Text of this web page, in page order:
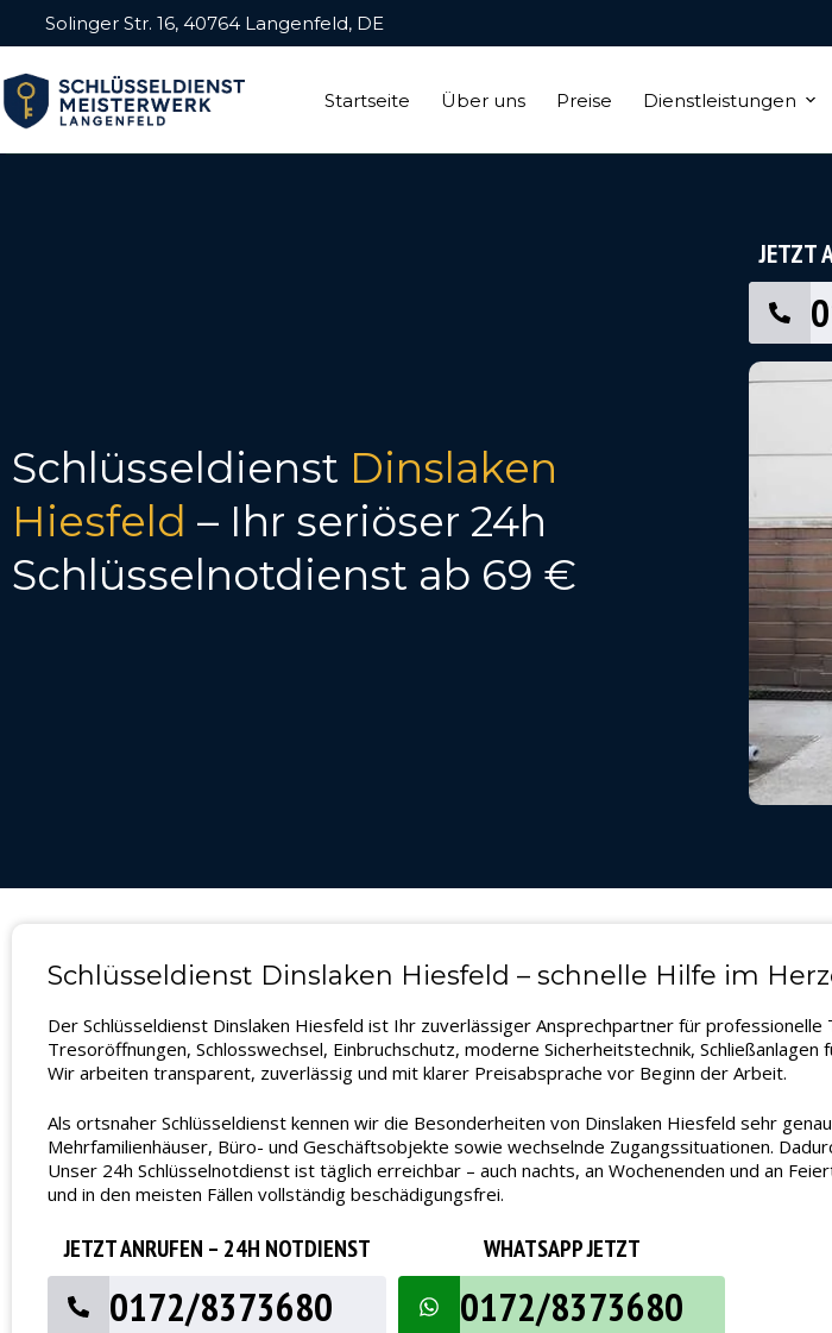
Solinger Str. 16, 40764 Langenfeld, DE
Startseite Über uns Preise Dienstleistungen
Schlüsseldienst Dinslaken
Hiesfeld – Ihr seriöser 24h
Schlüsselnotdienst ab 69 €
JETZT
Schlüsseldienst Dinslaken Hiesfeld – schnelle Hilfe im
Der Schlüsseldienst Dinslaken Hiesfeld ist Ihr zuverlässiger Ansprechpartner für
Tresoröffnungen, Schlosswechsel, Einbruchschutz, moderne Sicherheitstechnik,
Wir arbeiten transparent, zuverlässig und mit klarer Preisabsprache vor Beginn der Arbeit.
Als ortsnaher Schlüsseldienst kennen wir die Besonderheiten von Dinslaken Hiesfeld sehr
Mehrfamilienhäuser, Büro- und Geschäftsobjekte sowie wechselnde Zugangssituationen.
Unser 24h Schlüsselnotdienst ist täglich erreichbar – auch nachts, an Wochenenden und an
und in den meisten Fällen vollständig beschädigungsfrei.
JETZT ANRUFEN – 24H NOTDIENST
0172/8373680
WHATSAPP JETZT
0172/8373680